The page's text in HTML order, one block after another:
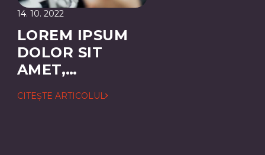
14. 10. 2022
LOREM IPSUM
DOLOR SIT
AMET,
ADIPISCING
CITEȘTE ARTICOLUL